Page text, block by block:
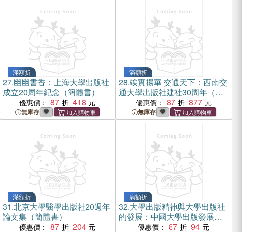
滿額折
27.幽幽書香：上海大學出版社
成立20周年紀念（簡體書）
優惠價： 87 418
無庫存
滿額折
28.竢實揚華 交通天下：西南交
通大學出版社建社30周年（簡
體書）優惠價： 87 877
無庫存
滿額折
31.北京大學醫學出版社20週年
論文集（簡體書）
優惠價： 87 204
滿額折
32.大學出版精神與大學出版社
的發展：中國大學出版發展文
化研究（簡體書）
優惠價： 87 94